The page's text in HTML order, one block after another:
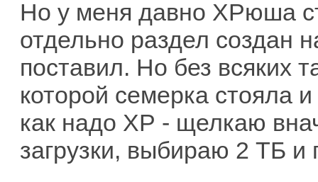
Но у меня давно ХРюша
отдельно раздел создан
поставил. Но без всяких
которой семерка стояла
как надо ХР - щелкаю
загрузки, выбираю 2 ТБ и